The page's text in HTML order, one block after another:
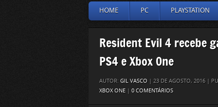
HOME PC PLAYSTATION
Resident Evil 4 recebe
PS4 e Xbox One
AUTOR: GIL VASCO | 23 DE AGOSTO, 2016 |
XBOX ONE | 0 COMENTÁRIOS